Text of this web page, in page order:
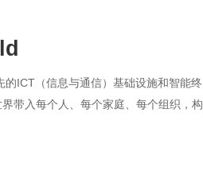
ICT（信息与通信）基础设施和智能终
带入每个人、每个家庭、每个组织，构